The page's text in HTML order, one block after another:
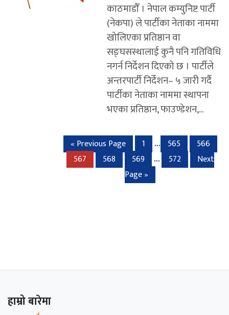
काठमाडौँ । नेपाल कम्युनिष्ट पार्टी
(नेकपा) ले पार्टीका नेताका नाममा
खोलिएका प्रतिष्ठान वा
सङ्घसस्थालाई कुनै पनि गतिविधि
नगर्न निर्देशन दिएको छ । पार्टीले
अन्तरपार्टी निर्देशन– ५ जारी गर्दै
पार्टीका नेताका नाममा स्थापना
भएका प्रतिष्ठान, फाउण्डेशन,...
« Previous Page 1 … 565
566
567
568 569 … 572
Next
Page »
हाम्रो बारेमा